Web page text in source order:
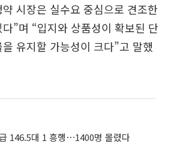
시장은 실수요 중심으로 견조한
”며 “입지와 상품성이 확보된 단
유지할 가능성이 크다”고 말했
146.5대 1 흥행⋯1400명 몰렸다